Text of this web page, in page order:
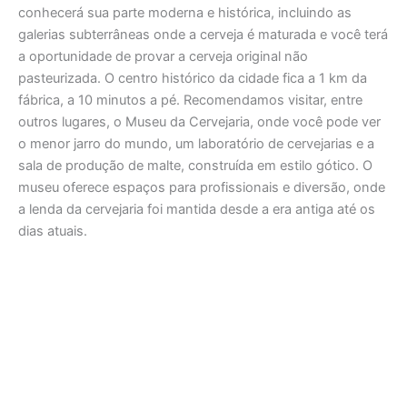
conhecerá sua parte moderna e histórica, incluindo as
galerias subterrâneas onde a cerveja é maturada e você terá
a oportunidade de provar a cerveja original não
pasteurizada. O centro histórico da cidade fica a 1 km da
fábrica, a 10 minutos a pé. Recomendamos visitar, entre
outros lugares, o Museu da Cervejaria, onde você pode ver
o menor jarro do mundo, um laboratório de cervejarias e a
sala de produção de malte, construída em estilo gótico. O
museu oferece espaços para profissionais e diversão, onde
a lenda da cervejaria foi mantida desde a era antiga até os
dias atuais.